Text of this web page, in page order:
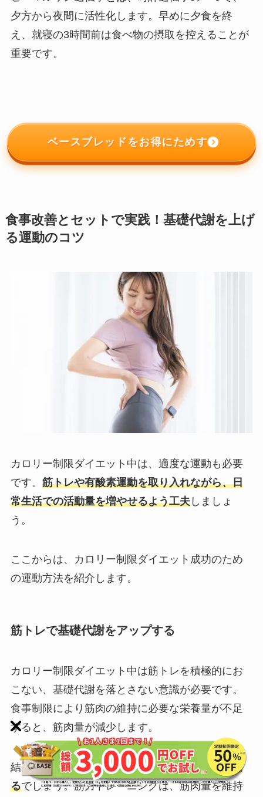
夕方から夜間に活性化します。早めに夕食を終
え、就寝の3時間前は食べ物の摂取を控えることが
重要です。
ベースブレッドをお得にためす
食事改善とセットで実践！基礎代謝を上げ
る運動のコツ
カロリー制限ダイエット中は、適度な運動も必要
です。 筋トレや有酸素運動を取り入れながら、日
常生活での活動量を増やせるよう工夫しましょ
う。
ここからは、カロリー制限ダイエット成功のため
の運動方法を紹介します。
筋トレで基礎代謝をアップする
カロリー制限ダイエット中は筋トレを積極的にお
こない、基礎代謝を落とさない意識が必要です。
食事制限により筋肉の維持に必要な栄養量が不足
すると、筋肉量が減少します。
結果的に 基礎代謝も低下し、痩せにくい体質にな
るでしょう。筋力トレーニングは、筋肉量を維持